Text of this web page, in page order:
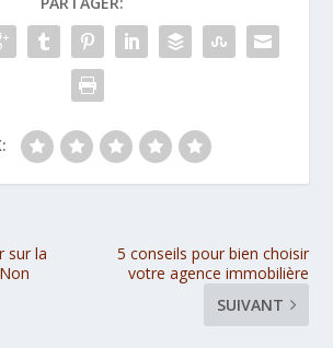
sur la
5 conseils pour bien choisir
votre agence immobilière
SUIVANT